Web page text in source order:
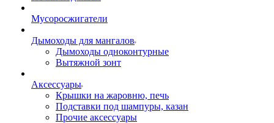
Мусоросжигатели
Дымоходы для мангалов
Дымоходы одноконтурные
Вытяжной зонт
Аксессуары
Крышки на жаровню, печь
Подставки под шампуры, казан
Прочие аксессуары